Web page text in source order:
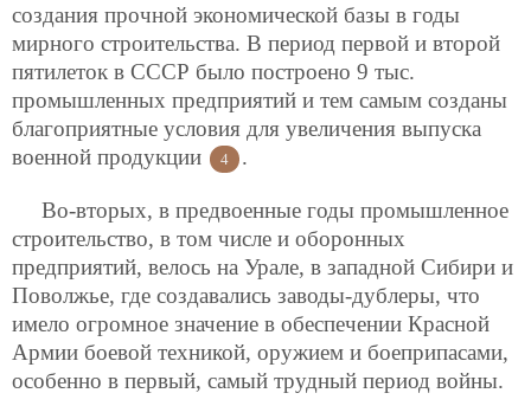
создания прочной экономической базы в годы
мирного строительства. В период первой и второй
пятилеток в СССР было построено 9 тыс.
промышленных предприятий и тем самым созданы
благоприятные условия для увеличения выпуска
военной продукции
4 .
Во-вторых, в предвоенные годы промышленное
строительство, в том числе и оборонных
предприятий, велось на Урале, в западной Сибири и
Поволжье, где создавались заводы-дублеры, что
имело огромное значение в обеспечении Красной
Армии боевой техникой, оружием и боеприпасами,
особенно в первый, самый трудный период войны.